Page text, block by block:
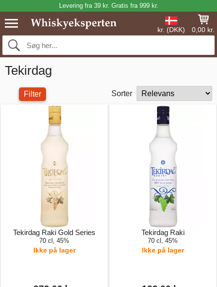
Levering fra 39 kr. Gratis fra 999 kr.
kr. (DKK) 0,00 kr.
Tekirdag
Filter Sorter
Tekirdag Raki Gold Series
70 cl, 45%
Ikke på lager
Tekirdag Raki
70 cl, 45%
Ikke på lager